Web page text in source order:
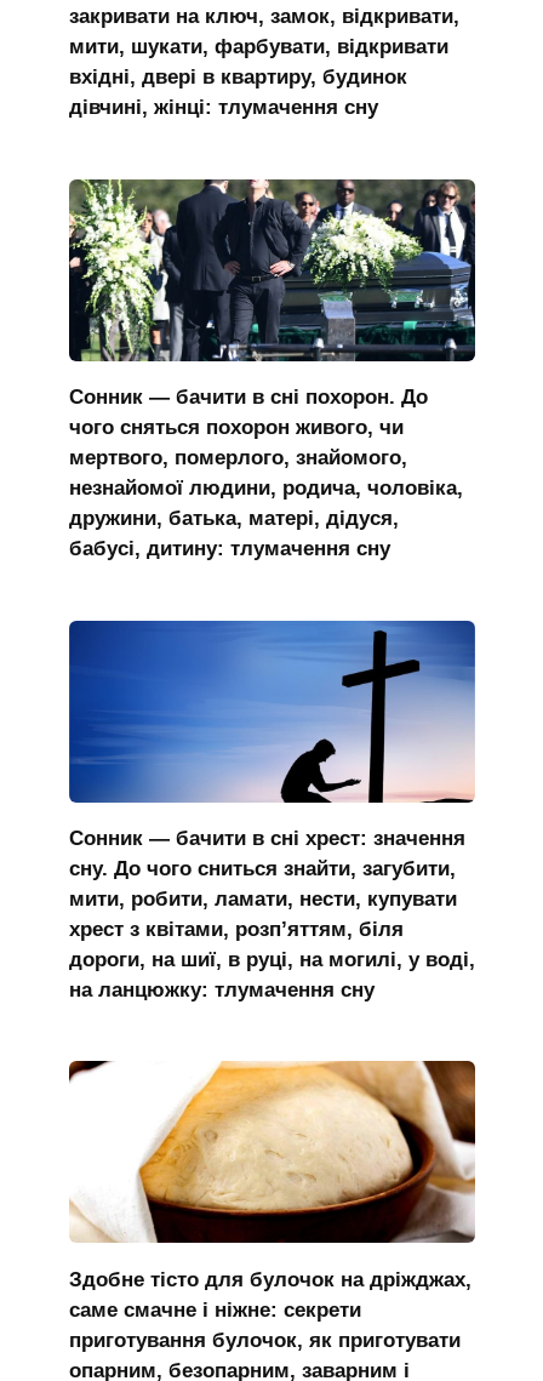
закривати на ключ, замок, відкривати,
мити, шукати, фарбувати, відкривати
вхідні, двері в квартиру, будинок
дівчині, жінці: тлумачення сну
Сонник — бачити в сні похорон. До
чого сняться похорон живого, чи
мертвого, померлого, знайомого,
незнайомої людини, родича, чоловіка,
дружини, батька, матері, дідуся,
бабусі, дитину: тлумачення сну
Сонник — бачити в сні хрест: значення
сну. До чого сниться знайти, загубити,
мити, робити, ламати, нести, купувати
хрест з квітами, розп’яттям, біля
дороги, на шиї, в руці, на могилі, у воді,
на ланцюжку: тлумачення сну
Здобне тісто для булочок на дріжджах,
саме смачне і ніжне: секрети
приготування булочок, як приготувати
опарним, безопарним, заварним і